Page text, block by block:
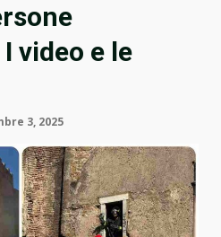
video e le
3, 2025